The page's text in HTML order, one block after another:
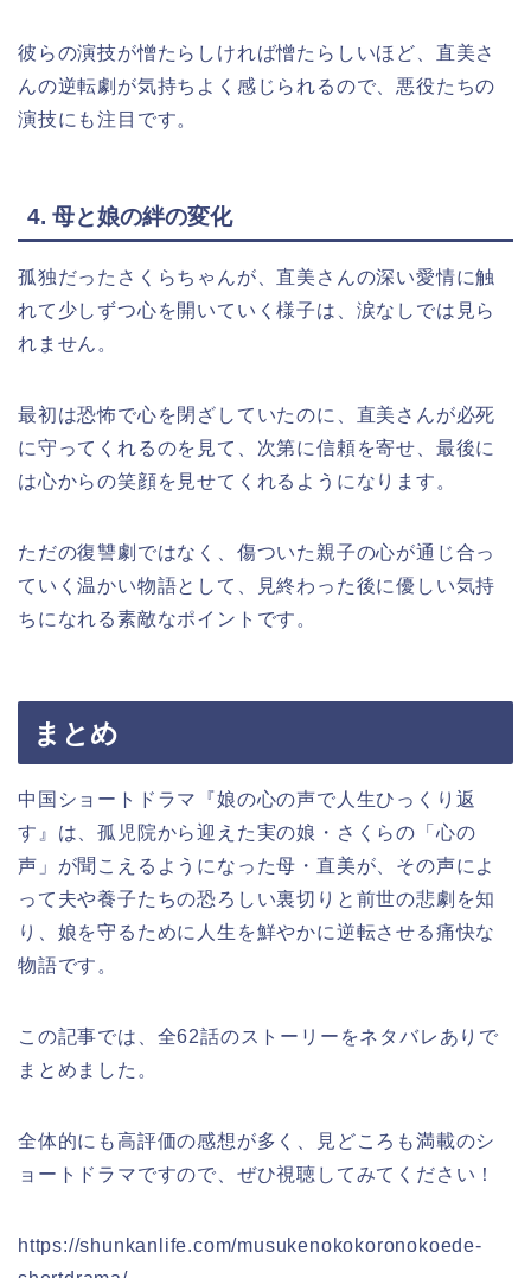
彼らの演技が憎たらしければ憎たらしいほど、直美さ
んの逆転劇が気持ちよく感じられるので、悪役たちの
演技にも注目です。
4. 母と娘の絆の変化
孤独だったさくらちゃんが、直美さんの深い愛情に触
れて少しずつ心を開いていく様子は、涙なしでは見ら
れません。
最初は恐怖で心を閉ざしていたのに、直美さんが必死
に守ってくれるのを見て、次第に信頼を寄せ、最後に
は心からの笑顔を見せてくれるようになります。
ただの復讐劇ではなく、傷ついた親子の心が通じ合っ
ていく温かい物語として、見終わった後に優しい気持
ちになれる素敵なポイントです。
まとめ
中国ショートドラマ『娘の心の声で人生ひっくり返
す』は、孤児院から迎えた実の娘・さくらの「心の
声」が聞こえるようになった母・直美が、その声によ
って夫や養子たちの恐ろしい裏切りと前世の悲劇を知
り、娘を守るために人生を鮮やかに逆転させる痛快な
物語です。
この記事では、全62話のストーリーをネタバレありで
まとめました。
全体的にも高評価の感想が多く、見どころも満載のシ
ョートドラマですので、ぜひ視聴してみてください！
https://shunkanlife.com/musukenokokoronokoede-